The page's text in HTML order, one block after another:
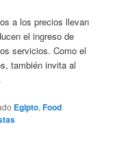
a los precios llevan
el ingreso de
servicios. Como el
también invita al
Egipto,Food